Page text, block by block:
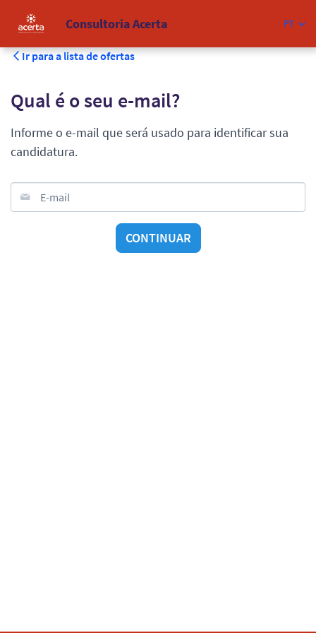
Consultoria Acerta PT
Ir para a lista de ofertas
Qual é o seu e-mail?
Informe o e-mail que será usado para identificar sua
candidatura.
E-mail
CONTINUAR